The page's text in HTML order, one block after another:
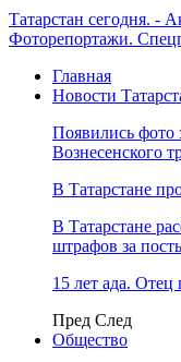
Татарстан сегодня. -
Фоторепортажи.
Главная
Новости
Появились фото
Вознесенского
В Татарстане
В Татарстане
штрафов за
15 лет ада. Отец
Пред След
Общество